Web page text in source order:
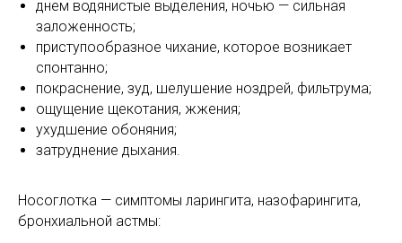
днем водянистые выделения, ночью — сильная
заложенность;
приступообразное чихание, которое возникает
спонтанно;
покраснение, зуд, шелушение ноздрей, фильтрума;
ощущение щекотания, жжения;
ухудшение обоняния;
затруднение дыхания.
Носоглотка — симптомы ларингита, назофарингита,
бронхиальной астмы: